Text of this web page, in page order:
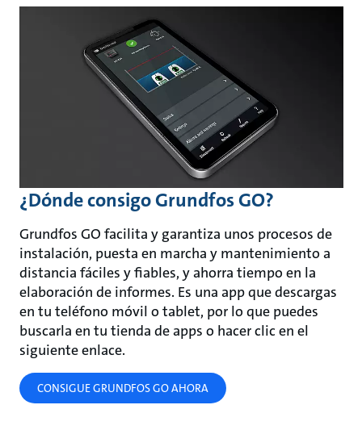
¿Dónde consigo Grundfos GO?
Grundfos GO facilita y garantiza unos procesos de
instalación, puesta en marcha y mantenimiento a
distancia fáciles y fiables, y ahorra tiempo en la
elaboración de informes. Es una app que descargas
en tu teléfono móvil o tablet, por lo que puedes
buscarla en tu tienda de apps o hacer clic en el
siguiente enlace.
CONSIGUE GRUNDFOS GO AHORA